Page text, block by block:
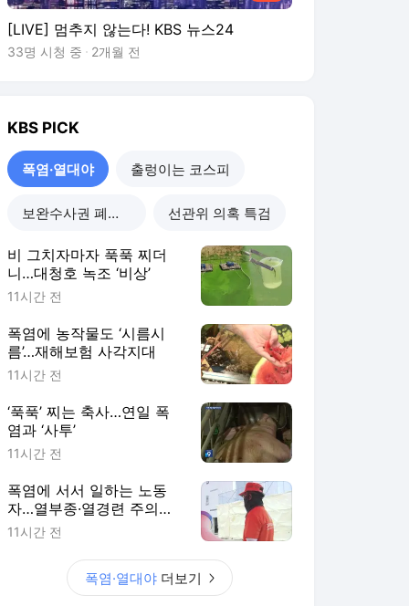
[LIVE] 멈추지 않는다! KBS 뉴스24
33명 시청 중 2개월 전
KBS PICK
폭염·열대야 출렁이는 코스피
보완수사권 폐지 진통 선관위 의혹 특검
비 그치자마자 푹푹 찌더
니…대청호 녹조 ‘비상’
11시간 전
폭염에 농작물도 ‘시름시
름’…재해보험 사각지대
11시간 전
‘푹푹’ 찌는 축사…연일 폭
염과 ‘사투’
11시간 전
폭염에 서서 일하는 노동
자…열부종·열경련 주의해
야
11시간 전
폭염·열대야 더보기